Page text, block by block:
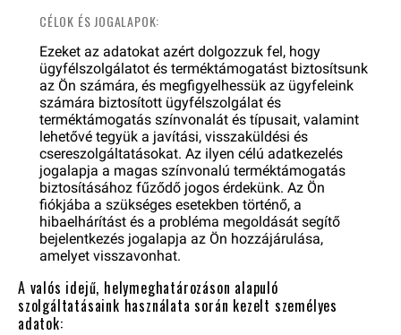
CÉLOK ÉS JOGALAPOK:
Ezeket az adatokat azért dolgozzuk fel, hogy
ügyfélszolgálatot és terméktámogatást biztosítsunk
az Ön számára, és megfigyelhessük az ügyfeleink
számára biztosított ügyfélszolgálat és
terméktámogatás színvonalát és típusait, valamint
lehetővé tegyük a javítási, visszaküldési és
csereszolgáltatásokat. Az ilyen célú adatkezelés
jogalapja a magas színvonalú terméktámogatás
biztosításához fűződő jogos érdekünk. Az Ön
fiókjába a szükséges esetekben történő, a
hibaelhárítást és a probléma megoldását segítő
bejelentkezés jogalapja az Ön hozzájárulása,
amelyet visszavonhat.
A valós idejű, helymeghatározáson alapuló
szolgáltatásaink használata során kezelt személyes
adatok: